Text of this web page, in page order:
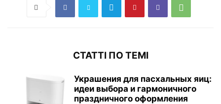
СТАТТІ ПО ТЕМІ
Украшения для пасхальных яиц:
идеи выбора и гармоничного
праздничного оформления